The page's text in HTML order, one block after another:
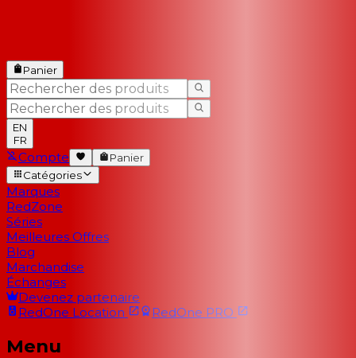
Panier
EN
FR
Compte
Panier
Catégories
Marques
RedZone
Séries
Meilleures Offres
Blog
Marchandise
Échanges
Devenez partenaire
RedOne Location RedOne PRO
Menu